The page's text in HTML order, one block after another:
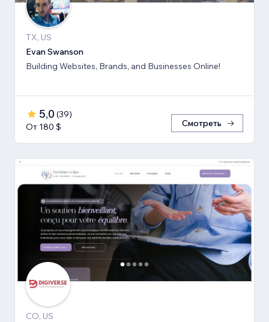
TX, US
Evan Swanson
Building Websites, Brands, and Businesses Online!
5,0 (39)
От 180 $
Смотреть
CO, US